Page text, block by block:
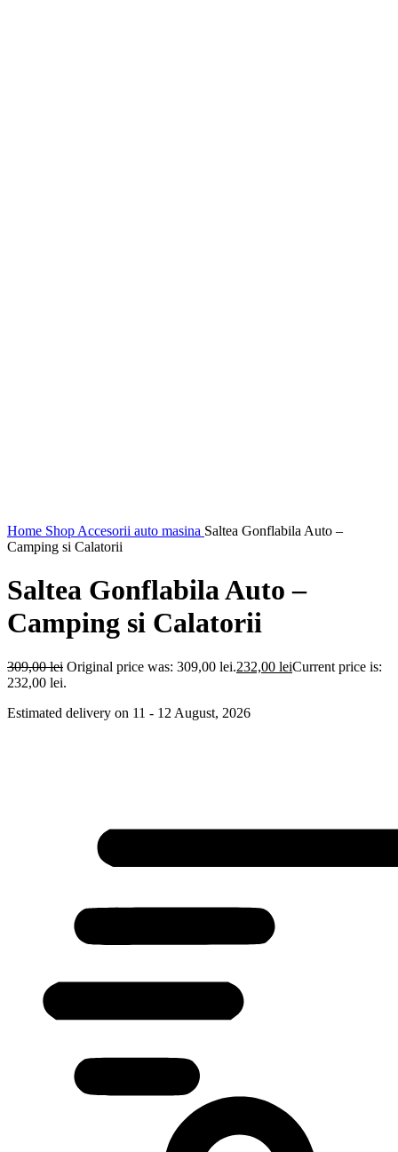
Home Shop Accesorii auto masina Saltea Gonflabila Auto –
Camping si Calatorii
Saltea Gonflabila Auto –
Camping si Calatorii
309,00lei Original price was: 309,00 lei.232,00 leiCurrent price is:
232,00 lei.
Estimated delivery on 11 - 12 August, 2026